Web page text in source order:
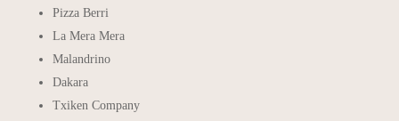
Pizza Berri
La Mera Mera
Malandrino
Dakara
Txiken Company